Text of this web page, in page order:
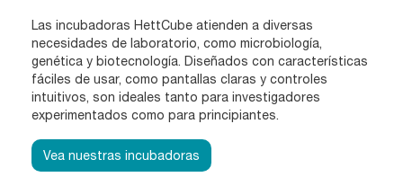
Las incubadoras HettCube atienden a diversas
necesidades de laboratorio, como microbiología,
genética y biotecnología. Diseñados con características
fáciles de usar, como pantallas claras y controles
intuitivos, son ideales tanto para investigadores
experimentados como para principiantes.
Vea nuestras incubadoras